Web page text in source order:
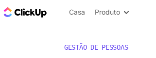
ClickUp Blogue
Casa Produto
GESTÃO DE PESSOAS